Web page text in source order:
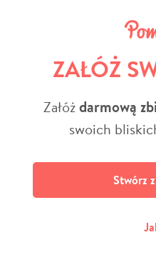
ZAŁÓŻ
Załóżdarmową
swoich
Stwórz